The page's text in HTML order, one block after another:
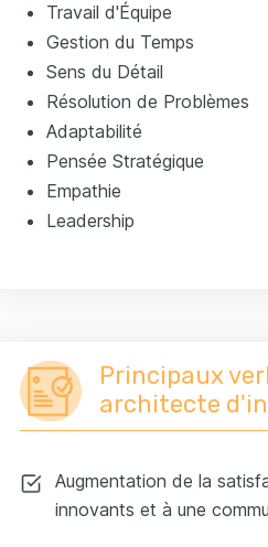
Travail d'Équipe
Gestion du Temps
Sens du Détail
Résolution de Problèmes
Adaptabilité
Pensée Stratégique
Empathie
Leadership
Principaux
architecte
Augmentation de la
innovants et à une